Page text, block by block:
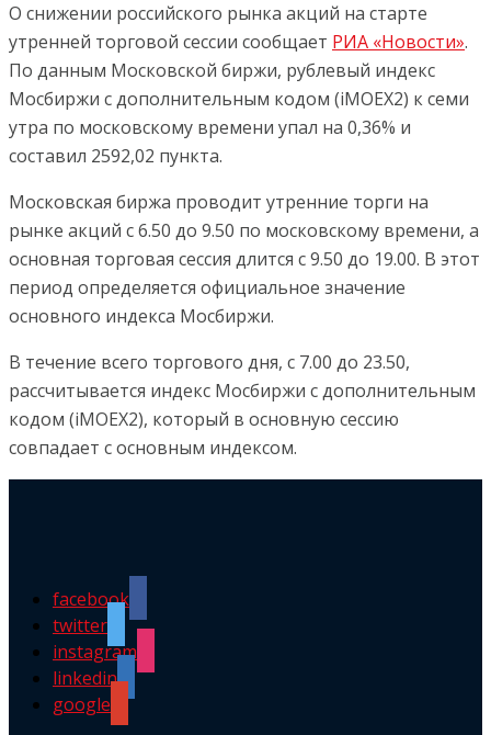
О снижении российского рынка акций на старте
утренней торговой сессии сообщает РИА «Новости».
По данным Московской биржи, рублевый индекс
Мосбиржи с дополнительным кодом (iMOEX2) к семи
утра по московскому времени упал на 0,36% и
составил 2592,02 пункта.
Московская биржа проводит утренние торги на
рынке акций с 6.50 до 9.50 по московскому времени, а
основная торговая сессия длится с 9.50 до 19.00. В этот
период определяется официальное значение
основного индекса Мосбиржи.
В течение всего торгового дня, с 7.00 до 23.50,
рассчитывается индекс Мосбиржи с дополнительным
кодом (iMOEX2), который в основную сессию
совпадает с основным индексом.
facebook
twitter
instagram
linkedin
google